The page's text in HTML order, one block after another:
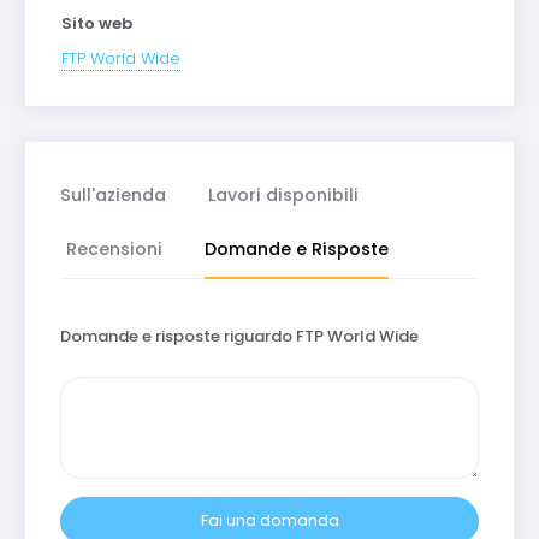
Sito web
FTP World Wide
Sull'azienda Lavori disponibili
Recensioni Domande e Risposte
Domande e risposte riguardo FTP World Wide
Fai una domanda